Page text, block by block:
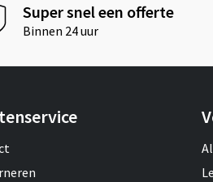
Super snel een offerte
Binnen 24 uur